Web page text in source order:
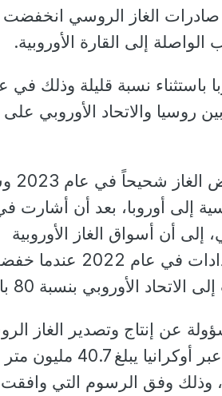
باستثناء نسبة قليلة وذلك في
روسيا والاتحاد الأوروبي على
وتوقعت وكالة
إلى أوروبا، بعد أن أشارت
إلى أن أسواق الغاز الأوروبية
والعالمية عانت من صدمة كبيرة تتعلق بالإمدادات في عام
الأوروبي بنسبة 80 بالمئة.
عن إنتاج وتصدير الغاز
فإن حجم إمدادات الغاز الروسي إلى أوروبا عبر أوكرانيا يبلغ 40.7 مليون متر
وفق الرسوم التي وافقت